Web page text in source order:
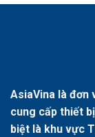
AsiaVina là đơn
cung cấp thiết
biệt là khu vực